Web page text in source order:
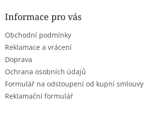
Informace pro vás
Obchodní podmínky
Reklamace a vrácení
Doprava
Ochrana osobních údajů
Formulář na odstoupení od kupní smlouvy
Reklamační formulář